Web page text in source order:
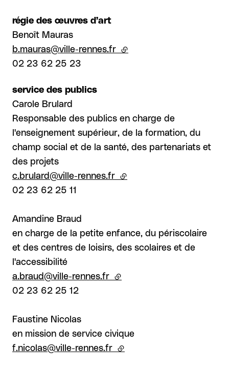
régie des œuvres d’art
Benoît Mauras
b.mauras@ville-rennes.fr (lien externe)
02 23 62 25 23
service des publics
Carole Brulard
Responsable des publics en charge de
l'enseignement supérieur, de la formation, du
champ social et de la santé, des partenariats et
des projets
c.brulard@ville-rennes.fr (lien externe)
02 23 62 25 11
Amandine Braud
en charge de la petite enfance, du périscolaire
et des centres de loisirs, des scolaires et de
l'accessibilité
a.braud@ville-rennes.fr (lien externe)
02 23 62 25 12
Faustine Nicolas
en mission de service civique
f.nicolas@ville-rennes.fr (lien externe)